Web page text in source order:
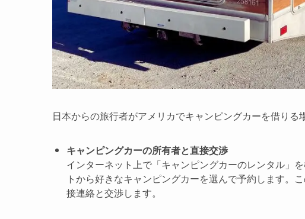
日本からの旅行者がアメリカでキャンピングカーを借りる
キャンピングカーの所有者と直接交渉
インターネット上で「キャンピングカーのレンタル」
トから好きなキャンピングカーを選んで予約します。
接連絡と交渉します。